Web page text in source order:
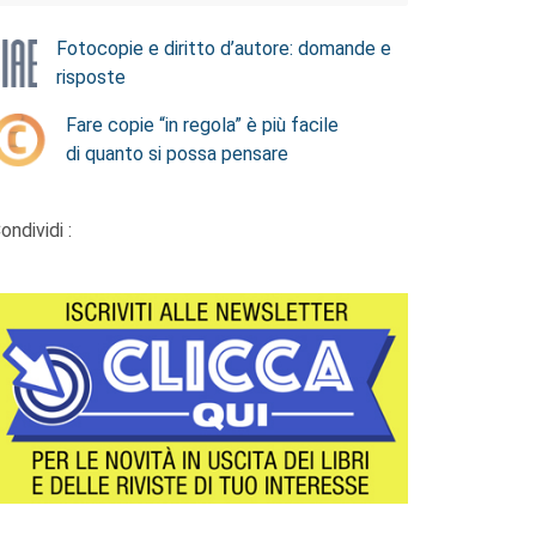
Fotocopie e diritto d’autore: domande e
risposte
Fare copie “in regola” è più facile
di quanto si possa pensare
: